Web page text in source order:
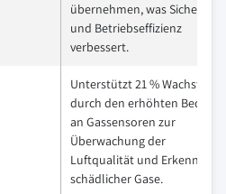
übernehmen, was Sicherheit
und Betriebseffizienz
verbessert.
Unterstützt 21 % Wachstum
durch den erhöhten Bedarf
an Gassensoren zur
Überwachung der
Luftqualität und Erkennung
schädlicher Gase.